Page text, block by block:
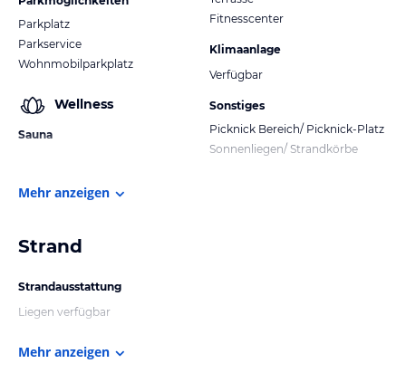
Parkplatz
Parkservice
Wohnmobilparkplatz
Wellness
Sauna
Fitnesscenter
Klimaanlage
Verfügbar
Sonstiges
Picknick Bereich/ Picknick-Platz
Sonnenliegen/ Strandkörbe
Mehr anzeigen
Strand
Strandausstattung
Liegen verfügbar
Mehr anzeigen